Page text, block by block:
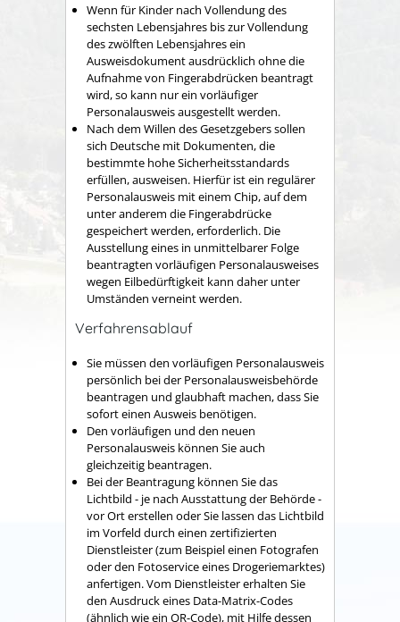
Wenn für Kinder nach Vollendung des
sechsten Lebensjahres bis zur Vollendung
des zwölften Lebensjahres ein
Ausweisdokument ausdrücklich ohne die
Aufnahme von Fingerabdrücken beantragt
wird,so kann nur ein vorläufiger
Personalausweis ausgestellt werden.
Nach dem Willen des Gesetzgebers sollen
sich Deutsche mit Dokumenten, die
bestimmte hohe Sicherheitsstandards
erfüllen, ausweisen. Hierfür ist ein regulärer
Personalausweis mit einem Chip, auf dem
unter anderem die Fingerabdrücke
gespeichert werden, erforderlich. Die
Ausstellung eines in unmittelbarer Folge
beantragten vorläufigen Personalausweises
wegen Eilbedürftigkeit kann daher unter
Umständen verneint werden.
Verfahrensablauf
Sie müssen den vorläufigen Personalausweis
persönlich bei der Personalausweisbehörde
beantragen und glaubhaft machen, dass Sie
sofort einen Ausweis benötigen.
Den vorläufigen und den neuen
Personalausweis können Sie auch
gleichzeitig beantragen.
Bei der Beantragung können Siedas
Lichtbild - je nach Ausstattung der Behörde -
vor Ort erstellen oder Sie lassen das Lichtbild
im Vorfeld durch einen zertifizierten
Dienstleister (zum Beispiel einen Fotografen
oder den Fotoservice eines Drogeriemarktes)
anfertigen. Vom Dienstleister erhalten Sie
den Ausdruck eines Data-Matrix-Codes
(ähnlich wie ein QR-Code), mit Hilfe dessen